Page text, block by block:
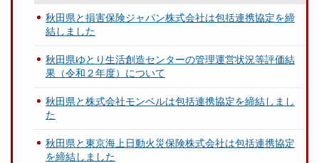
秋田県と損害保険ジャパン株式会社は包括連携協定を締
結しました
秋田県ゆとり生活創造センターの管理運営状況等評価結
果（令和２年度）について
秋田県と株式会社モンベルは包括連携協定を締結しまし
た
秋田県と東京海上日動火災保険株式会社は包括連携協定
を締結しました